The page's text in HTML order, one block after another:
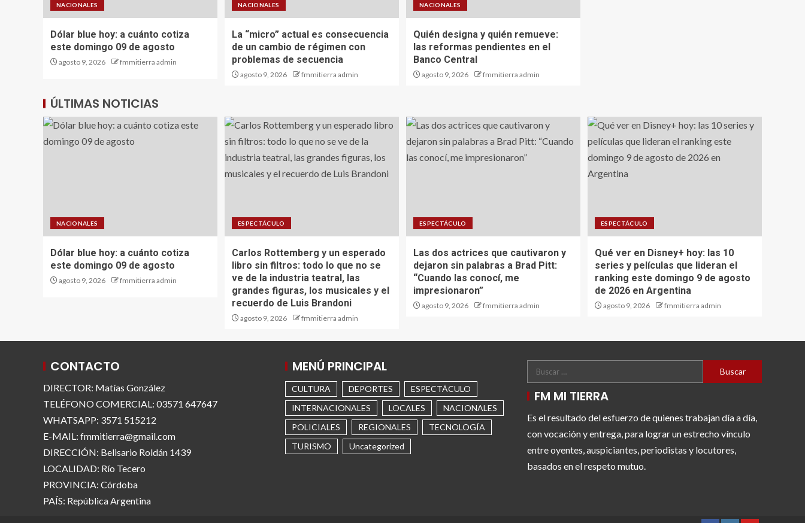
NACIONALES
Dólar blue hoy: a cuánto cotiza
este domingo 09 de agosto
agosto 9, 2026 fmmitierra admin
NACIONALES
La “micro” actual es consecuencia
de un cambio de régimen con
problemas de secuencia
agosto 9, 2026 fmmitierra admin
NACIONALES
Quién designa y quién remueve:
las reformas pendientes en el
Banco Central
agosto 9, 2026 fmmitierra admin
ÚLTIMAS NOTICIAS
NACIONALES
Dólar blue hoy: a cuánto cotiza
este domingo 09 de agosto
agosto 9, 2026 fmmitierra admin
ESPECTÁCULO
Carlos Rottemberg y un esperado
libro sin filtros: todo lo que no se
ve de la industria teatral, las
grandes figuras, los musicales y el
recuerdo de Luis Brandoni
agosto 9, 2026 fmmitierra admin
ESPECTÁCULO
Las dos actrices que cautivaron y
dejaron sin palabras a Brad Pitt:
“Cuando las conocí, me
impresionaron”
agosto 9, 2026 fmmitierra admin
ESPECTÁCULO
Qué ver en Disney+ hoy: las 10
series y películas que lideran el
ranking este domingo 9 de agosto
de 2026 en Argentina
agosto 9, 2026 fmmitierra admin
CONTACTO
DIRECTOR: Matías González
TELÉFONO COMERCIAL: 03571 647647
WHATSAPP: 3571 515212
E-MAIL: fmmitierra@gmail.com
DIRECCIÓN: Belisario Roldán 1439
LOCALIDAD: Río Tecero
PROVINCIA: Córdoba
PAÍS: República Argentina
MENÚ PRINCIPAL
CULTURA DEPORTES
ESPECTÁCULO
INTERNACIONALES
LOCALES
NACIONALES
POLICIALES
REGIONALES
TECNOLOGÍA
TURISMO
Uncategorized
FM MI TIERRA
Es el resultado del esfuerzo de quienes trabajan día a día,
con vocación y entrega, para lograr un estrecho vínculo
entre oyentes, auspiciantes, periodistas y locutores,
basados en el respeto mutuo.